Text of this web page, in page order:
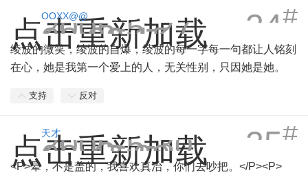
点击重新加载 24#
OOXX@@
2005-5-27
23:32:15
绫波的微笑，绫波的自爆，绫波的每一字每一句都让人铭刻
在心，她是我第一个爱上的人，无关性别，只因她是她。
支持 反对
点击重新加载 25#
天才
2005-5-30
00:47:39
<P>晕，不是盖的，我喜欢真治，你们去吵把。</P><P>